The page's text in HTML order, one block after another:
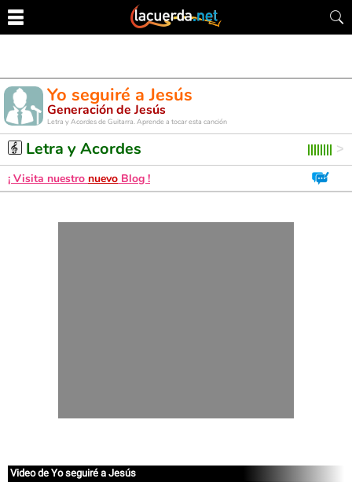
Yo seguiré a Jesús
Generación de Jesús
Letra y Acordes de Guitarra. Aprende a tocar esta canción
Letra y Acordes
¡ Visita nuestro nuevo Blog !
Video de Yo seguiré a Jesús